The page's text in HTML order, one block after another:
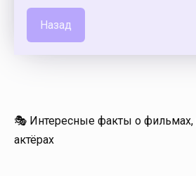
Назад
🎭 Интересные факты о фильмах,
актёрах